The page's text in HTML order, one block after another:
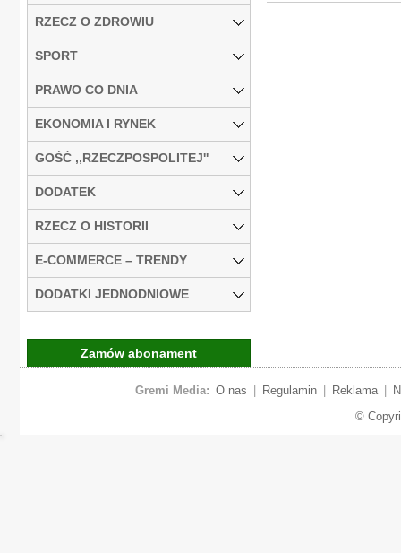
RZECZ O ZDROWIU
SPORT
PRAWO CO DNIA
EKONOMIA I RYNEK
GOŚĆ ,,RZECZPOSPOLITEJ''
DODATEK
RZECZ O HISTORII
E-COMMERCE – TRENDY
DODATKI JEDNODNIOWE
Zamów abonament
Gremi Media: O nas Regulamin Reklama
©